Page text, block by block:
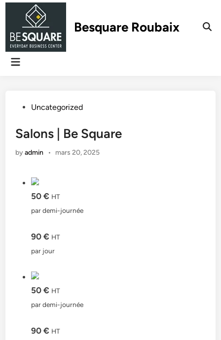
Skip
content
Besquare Roubaix
Main
PostedUncategorized
Salons | Be Square
byadmin • mars 20, 2025
50 € HT
par demi-journée
90 € HT
par jour
50 € HT
par demi-journée
90 € HT